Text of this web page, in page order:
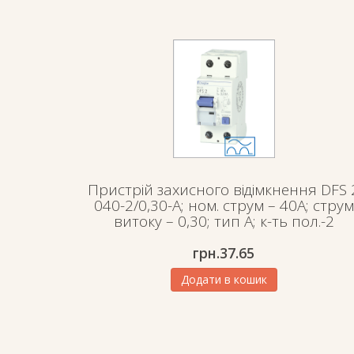
Пристрій захисного відімкнення DFS
040-2/0,30-A; ном. струм – 40А; струм
витоку – 0,30; тип А; к-ть пол.-2
грн.37.65
Додати в кошик